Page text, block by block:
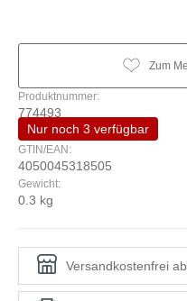
Zum
Produktnummer:
774493
Nur noch 3 verfügbar
GTIN/EAN:
4050045318505
Gewicht:
0.3 kg
Versandkostenfrei